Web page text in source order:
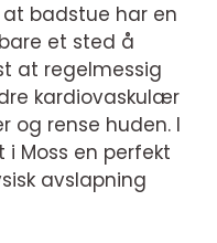
badstue har en
et sted å
at regelmessig
kardiovaskulær
og rense huden. I
Moss en perfekt
avslapning